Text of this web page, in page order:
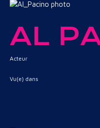
AL
Acteur
Vu(e) dans